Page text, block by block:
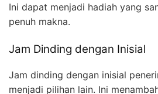
Ini dapat menjadi hadiah yang
penuh makna.
Jam Dinding dengan Inisial
Jam dinding dengan inisial
menjadi pilihan lain. Ini